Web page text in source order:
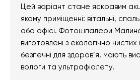
Цей варіант стане яскравим
якому приміщенні: вітальні,
або офісі. Фотошпалери
виготовлені з екологічно чистих
безпечні для здоров’я, мають
вологи та ультрафіолету.